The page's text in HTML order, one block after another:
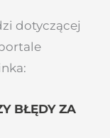
dotyczącej
BŁĘDY ZA